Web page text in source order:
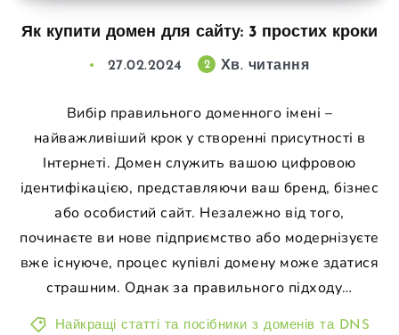
Як купити домен для сайту: 3 простих кроки
27.02.2024 2 Хв. читання
Вибір правильного доменного імені –
найважливіший крок у створенні присутності в
Інтернеті. Домен служить вашою цифровою
ідентифікацією, представляючи ваш бренд, бізнес
або особистий сайт. Незалежно від того,
починаєте ви нове підприємство або модернізуєте
вже існуюче, процес купівлі домену може здатися
страшним. Однак за правильного підходу…
Найкращі статті та посібники з доменів та DNS